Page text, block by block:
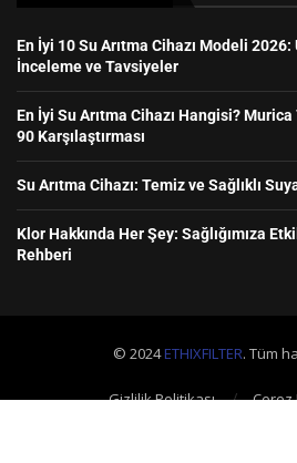
En İyi 10 Su Arıtma Cihazı Modeli 2026:
İnceleme ve Tavsiyeler
En İyi Su Arıtma Cihazı Hangisi?
90 Karşılaştırması
Su Arıtma Cihazı: Temiz ve Sağlıklı
Klor Hakkında Her Şey: Sağlığımıza
Rehberi
© 2024ETHIXFILTER. Tüm
Gizlilik Politikası
Çerez